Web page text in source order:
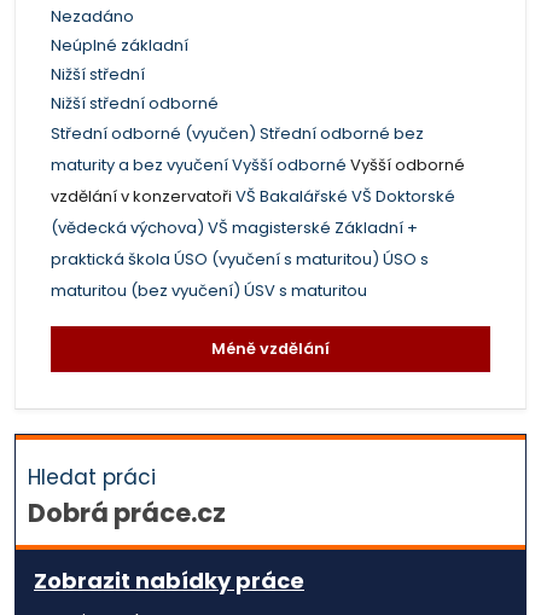
Nezadáno
Neúplné základní
Nižší střední
Nižší střední odborné
Střední odborné (vyučen) Střední odborné bez
maturity a bez vyučeníVyšší odborné Vyšší odborné
vzdělání v konzervatoři VŠ Bakalářské VŠ Doktorské
(vědecká výchova) VŠ magisterské Základní +
praktická škola ÚSO (vyučení s maturitou) ÚSO s
maturitou (bez vyučení) ÚSV s maturitou
Méně vzdělání
Hledat práci
Dobrá práce.cz
Zobrazit nabídky práce